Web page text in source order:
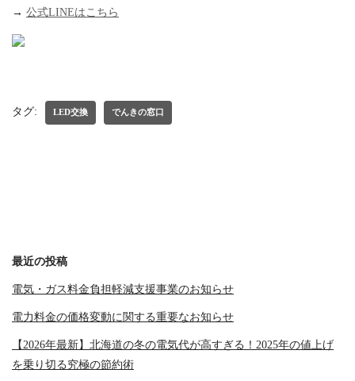
→ 公式LINEはこちら
タグ: LED交換 でんきの窓口
最近の投稿
電気・ガス料金負担軽減支援事業のお知らせ
電力料金の価格変動に関する重要なお知らせ
【2026年最新】北海道の冬の電気代が高すぎる！2025年の値上げ
を乗り切る究極の節約術